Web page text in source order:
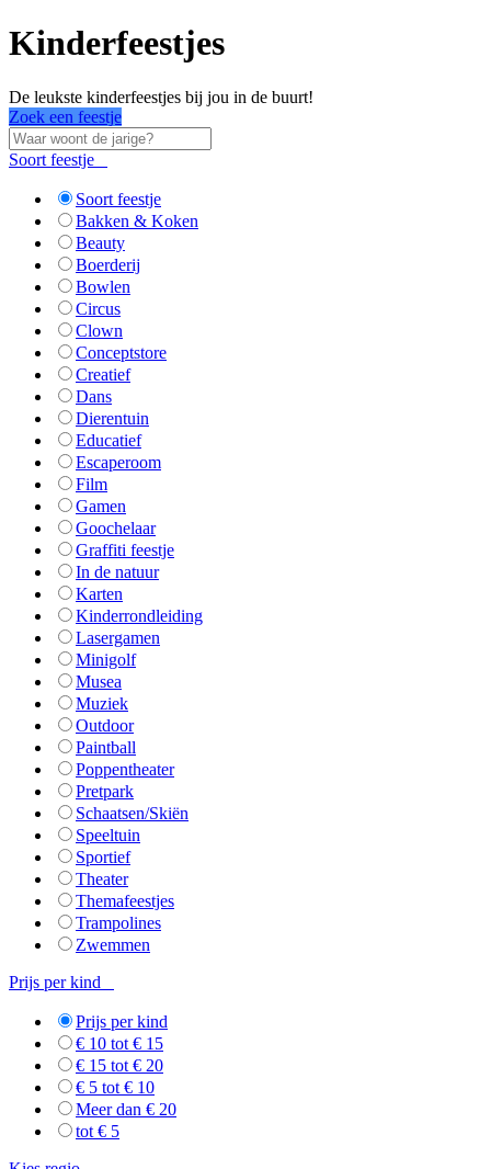
Kinderfeestjes
De leukste kinderfeestjes bij jou in de buurt!
Zoek een feestje
Soort feestje
Soort feestje
Bakken & Koken
Beauty
Boerderij
Bowlen
Circus
Clown
Conceptstore
Creatief
Dans
Dierentuin
Educatief
Escaperoom
Film
Gamen
Goochelaar
Graffiti feestje
In de natuur
Karten
Kinderrondleiding
Lasergamen
Minigolf
Musea
Muziek
Outdoor
Paintball
Poppentheater
Pretpark
Schaatsen/Skiën
Speeltuin
Sportief
Theater
Themafeestjes
Trampolines
Zwemmen
Prijs per kind
Prijs per kind
€ 10 tot € 15
€ 15 tot € 20
€ 5 tot € 10
Meer dan € 20
tot € 5